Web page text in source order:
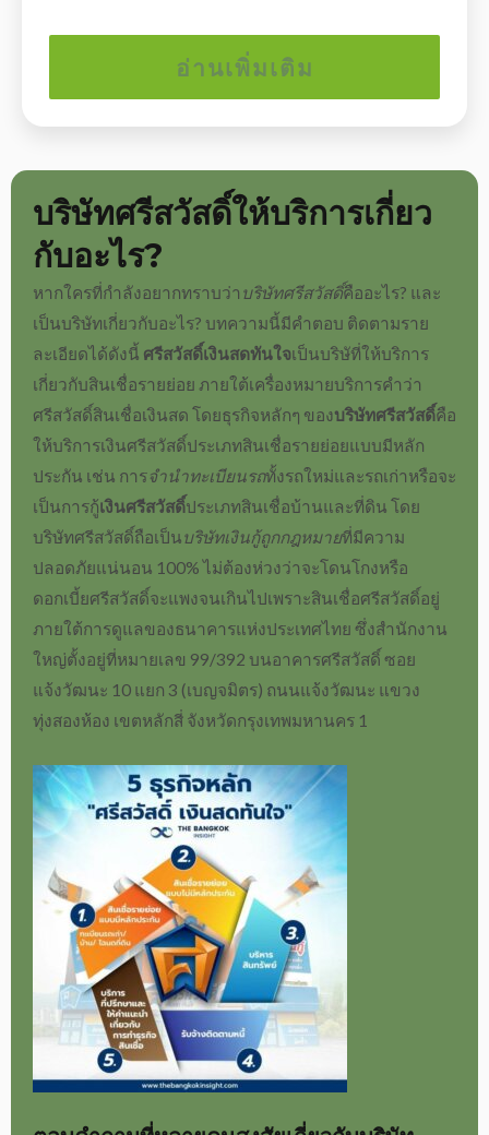
อ่านเพิ่มเติม
บริษัทศรีสวัสดิ์ให้บริการเกี่ยว
กับอะไร?
หากใครที่กำลังอยากทราบว่า บริษัทศรีสวัสดิ์คืออะไร? และ
เป็นบริษัทเกี่ยวกับอะไร? บทความนี้มีคำตอบ ติดตามราย
ละเอียดได้ดังนี้ ศรีสวัสดิ์เงินสดทันใจเป็นบริษัที่ให้บริการ
เกี่ยวกับสินเชื่อรายย่อย ภายใต้เครื่องหมายบริการคำว่า
ศรีสวัสดิ์สินเชื่อเงินสด โดยธุรกิจหลักๆ ของบริษัทศรีสวัสดิ์คือ
ให้บริการเงินศรีสวัสดิ์ประเภทสินเชื่อรายย่อยแบบมีหลัก
ประกัน เช่น การจำนำทะเบียนรถทั้งรถใหม่และรถเก่าหรือจะ
เป็นการกู้เงินศรีสวัสดิ์ประเภทสินเชื่อบ้านและที่ดิน โดย
บริษัทศรีสวัสดิ์ถือเป็นบริษัทเงินกู้ถูกกฎหมายที่มีความ
ปลอดภัยแน่นอน 100% ไม่ต้องห่วงว่าจะโดนโกงหรือ
ดอกเบี้ยศรีสวัสดิ์จะแพงจนเกินไปเพราะสินเชื่อศรีสวัสดิ์อยู่
ภายใต้การดูแลของธนาคารแห่งประเทศไทย ซึ่งสำนักงาน
ใหญ่ตั้งอยู่ที่หมายเลข 99/392 บนอาคารศรีสวัสดิ์ ซอย
แจ้งวัฒนะ 10 แยก 3 (เบญจมิตร) ถนนแจ้งวัฒนะ แขวง
ทุ่งสองห้อง เขตหลักสี่ จังหวัดกรุงเทพมหานคร 1